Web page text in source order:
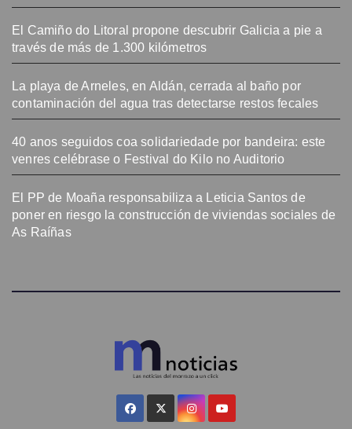
El Camiño do Litoral propone descubrir Galicia a pie a
través de más de 1.300 kilómetros
La playa de Arneles, en Aldán, cerrada al baño por
contaminación del agua tras detectarse restos fecales
40 anos seguidos coa solidariedade por bandeira: este
venres celébrase o Festival do Kilo no Auditorio
El PP de Moaña responsabiliza a Leticia Santos de
poner en riesgo la construcción de viviendas sociales de
As Raíñas